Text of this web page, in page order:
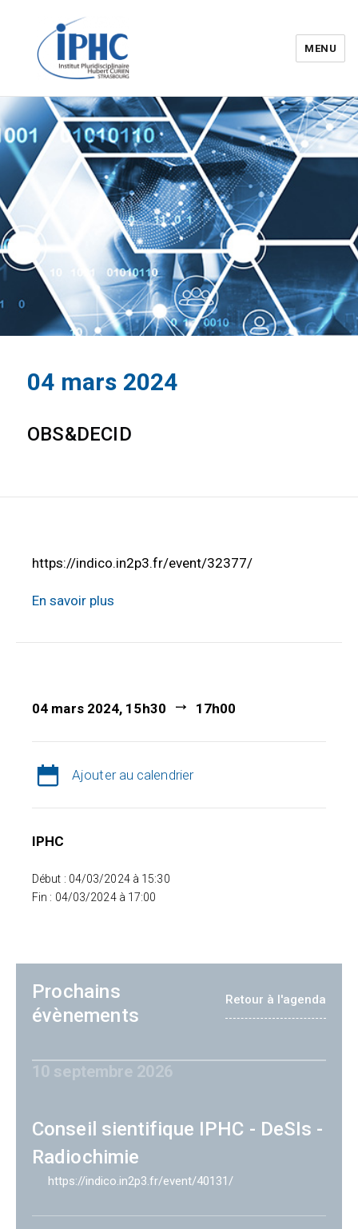
Institut pluridisciplinaire Hubert
Curien – IPHC
MENU
04 mars 2024
OBS&DECID
https://indico.in2p3.fr/event/32377/
En savoir plus
04 mars 2024, 15h30 17h00
Ajouter au calendrier
IPHC
Début : 04/03/2024 à 15:30
Fin : 04/03/2024 à 17:00
Prochains
évènements
Retour à l'agenda
10 septembre 2026
Conseil sientifique IPHC - DeSIs -
Radiochimie
https://indico.in2p3.fr/event/40131/